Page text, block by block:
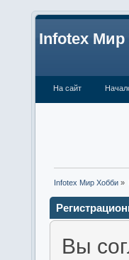
Infotex Мир
На сайт
Infotex Мир Хобби »
Вы